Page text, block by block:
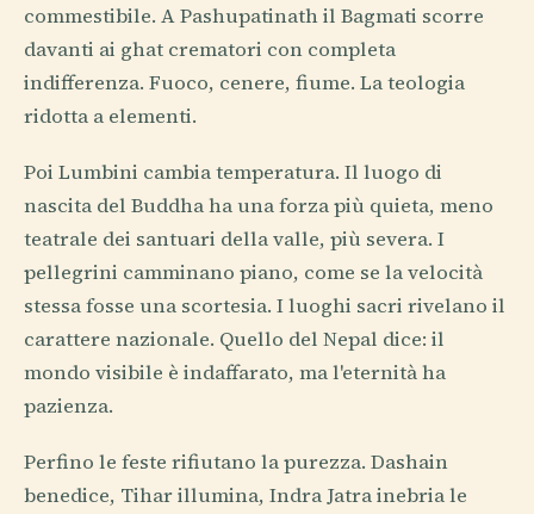
commestibile. A Pashupatinath il Bagmati scorre
davanti ai ghat crematori con completa
indifferenza. Fuoco, cenere, fiume. La teologia
ridotta a elementi.
Poi Lumbini cambia temperatura. Il luogo di
nascita del Buddha ha una forza più quieta, meno
teatrale dei santuari della valle, più severa. I
pellegrini camminano piano, come se la velocità
stessa fosse una scortesia. I luoghi sacri rivelano il
carattere nazionale. Quello del Nepal dice: il
mondo visibile è indaffarato, ma l'eternità ha
pazienza.
Perfino le feste rifiutano la purezza. Dashain
benedice, Tihar illumina, Indra Jatra inebria le